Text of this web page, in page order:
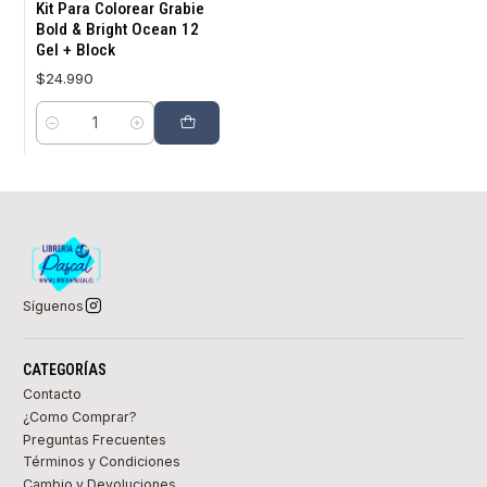
Kit Para Colorear Grabie
Bold & Bright Ocean 12
Gel + Block
$24.990
Cantidad
Síguenos
CATEGORÍAS
Contacto
¿Como Comprar?
Preguntas Frecuentes
Términos y Condiciones